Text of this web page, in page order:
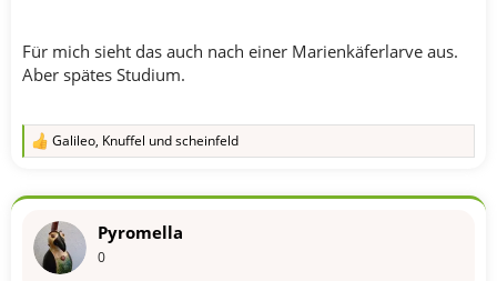
Für mich sieht das auch nach einer Marienkäferlarve aus.
Aber spätes Studium.
R
k
o
Galileo, Knuffel undscheinfeld
Pyromella
0